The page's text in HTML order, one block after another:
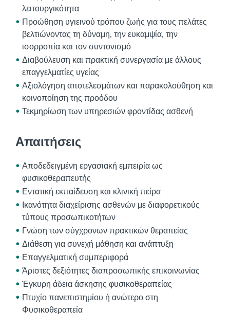
λειτουργικότητα
Προώθηση υγιεινού τρόπου ζωής για τους πελάτες
βελτιώνοντας τη δύναμη, την ευκαμψία, την
ισορροπία και τον συντονισμό
Διαβούλευση και πρακτική συνεργασία με άλλους
επαγγελματίες υγείας
Αξιολόγηση αποτελεσμάτων και παρακολούθηση και
κοινοποίηση της προόδου
Τεκμηρίωση των υπηρεσιών φροντίδας ασθενή
Απαιτήσεις
Αποδεδειγμένη εργασιακή εμπειρία ως
φυσικοθεραπευτής
Εντατική εκπαίδευση και κλινική πείρα
Ικανότητα διαχείρισης ασθενών με διαφορετικούς
τύπους προσωπικοτήτων
Γνώση των σύγχρονων πρακτικών θεραπείας
Διάθεση για συνεχή μάθηση και ανάπτυξη
Επαγγελματική συμπεριφορά
Άριστες δεξιότητες διαπροσωπικής επικοινωνίας
Έγκυρη άδεια άσκησης φυσικοθεραπείας
Πτυχίο πανεπιστημίου ή ανώτερο στη
Φυσικοθεραπεία